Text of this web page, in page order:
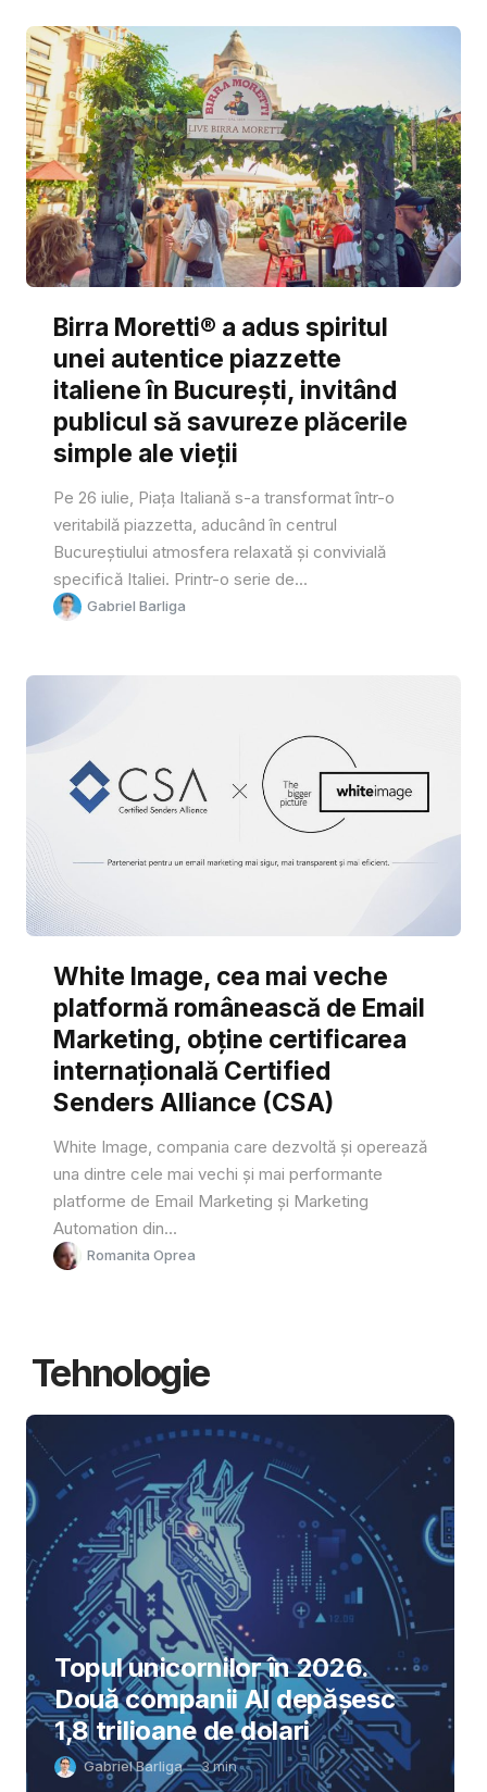
Birra Moretti® a adus spiritul
unei autentice piazzette
italiene în București, invitând
publicul să savureze plăcerile
simple ale vieții
Pe 26 iulie, Piața Italiană s-a transformat într-o
veritabilă piazzetta, aducând în centrul
Bucureștiului atmosfera relaxată și convivială
specifică Italiei. Printr-o serie de...
Gabriel Barliga
White Image, cea mai veche
platformă românească de Email
Marketing, obține certificarea
internațională Certified
Senders Alliance (CSA)
White Image, compania care dezvoltă și operează
una dintre cele mai vechi și mai performante
platforme de Email Marketing și Marketing
Automation din...
Romanita Oprea
Tehnologie
Topul unicornilor în 2026.
Două companii AI depășesc
1,8 trilioane de dolari
Gabriel Barliga 3min